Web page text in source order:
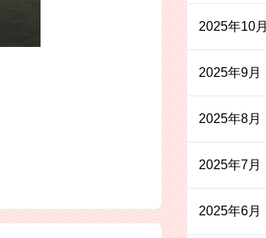
2025年10月
2025年9月
2025年8月
2025年7月
2025年6月